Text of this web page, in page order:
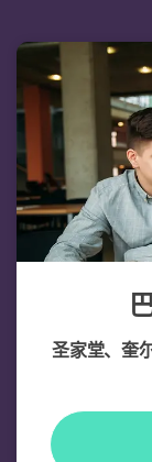
圣家堂、奎